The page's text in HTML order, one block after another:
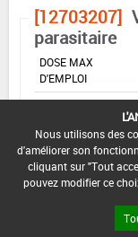
[12703207]
parasitaire
DOSE MAX
D'EMPLOI
INTERVALLE
-
DATE DE RETRAIT
Nous utilisons des
d'améliorer son
cliquant sur "Tout
pouvez modifier ce